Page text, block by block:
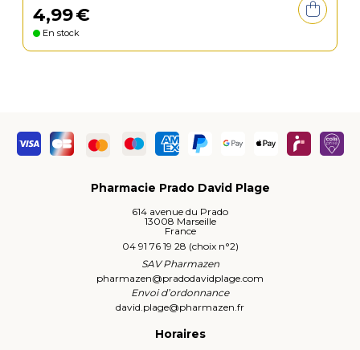
4,99€
En stock
Pharmacie Prado David Plage
614 avenue du Prado
13008 Marseille
France
04 91 76 19 28 (choix n°2)
SAV Pharmazen
pharmazen@pradodavidplage.com
Envoi d’ordonnance
david.plage@pharmazen.fr
Horaires